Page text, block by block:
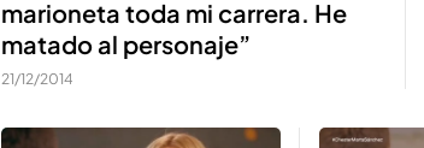
marioneta toda mi carrera. He
matado al personaje”
21/12/2014